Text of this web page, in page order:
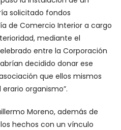
solicitado fondos
de Comercio Interior a cargo
mediante el
entre la Corporación
decidido donar ese
que ellos mismos
organismo”.
Moreno, además de
hechos con un vínculo